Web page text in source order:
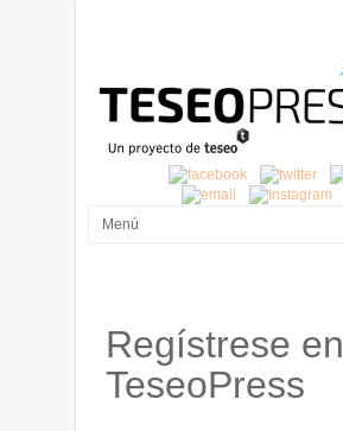
Regístrese en
TeseoPress